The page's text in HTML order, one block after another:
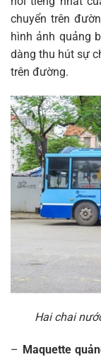
chuyển trên
hình ảnh quảng
dàng thu hút sự
trên đường.
Hai chai
– Maquette